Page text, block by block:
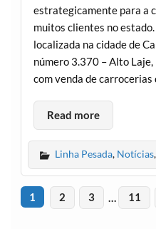
estrategicamente para a
muitos clientes no
localizada na cidade de
número 3.370 – Alto
com venda de carrocerias
Read more
Linha Pesada, Notícias,
1 2 3 11